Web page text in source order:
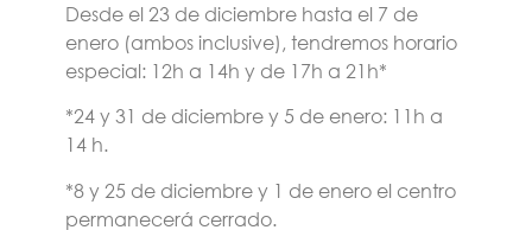
Desde el 23 de diciembre hasta el 7 de
enero (ambos inclusive), tendremos horario
especial: ⁠12h a 14h y de 17h a 21h*
*24 y 31 de diciembre y 5 de enero: 11h a
14 h.
*8 y 25 de diciembre y 1 de enero el centro
permanecerá cerrado.